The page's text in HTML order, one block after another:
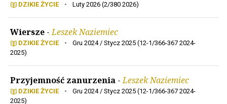
DZIKIE ŻYCIE • Luty 2026 (2/380 2026)
Wiersze -Leszek Naziemiec
DZIKIE ŻYCIE •
Gru 2024 / Stycz 2025 (12-1/366-367 2024-
2025)
Przyjemność zanurzenia -Leszek Naziemiec
DZIKIE ŻYCIE •
Gru 2024 / Stycz 2025 (12-1/366-367 2024-
2025)